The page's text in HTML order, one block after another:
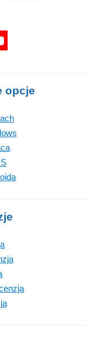
opcje